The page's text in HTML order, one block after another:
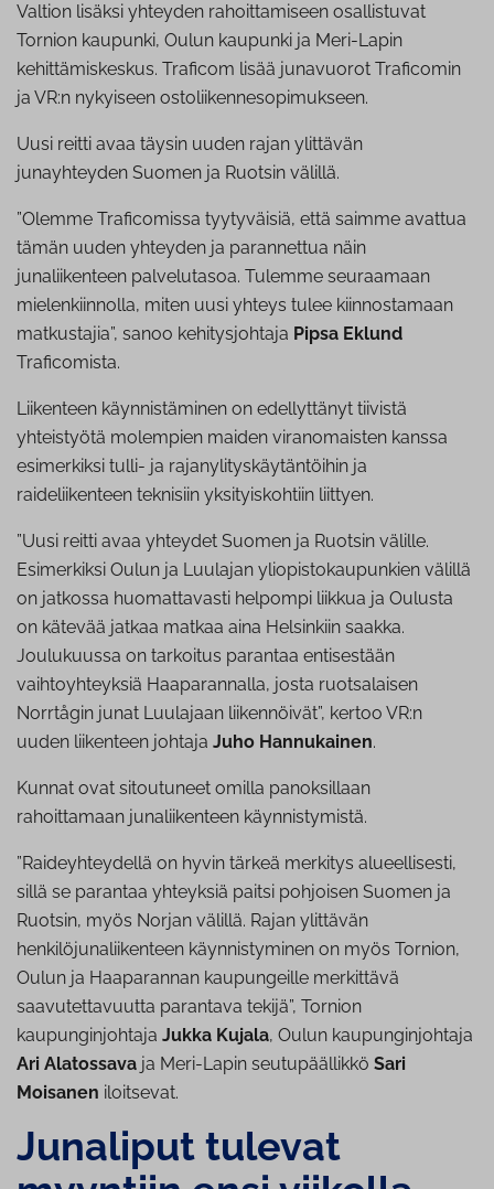
Valtion lisäksi yhteyden rahoittamiseen osallistuvat
Tornion kaupunki, Oulun kaupunki ja Meri-Lapin
kehittämiskeskus. Traficom lisää junavuorot Traficomin
ja VR:n nykyiseen ostoliikennesopimukseen.
Uusi reitti avaa täysin uuden rajan ylittävän
junayhteyden Suomen ja Ruotsin välillä.
”Olemme Traficomissa tyytyväisiä, että saimme avattua
tämän uuden yhteyden ja parannettua näin
junaliikenteen palvelutasoa. Tulemme seuraamaan
mielenkiinnolla, miten uusi yhteys tulee kiinnostamaan
matkustajia”, sanoo kehitysjohtaja Pipsa Eklund
Traficomista.
Liikenteen käynnistäminen on edellyttänyt tiivistä
yhteistyötä molempien maiden viranomaisten kanssa
esimerkiksi tulli- ja rajanylityskäytäntöihin ja
raideliikenteen teknisiin yksityiskohtiin liittyen.
”Uusi reitti avaa yhteydet Suomen ja Ruotsin välille.
Esimerkiksi Oulun ja Luulajan yliopistokaupunkien välillä
on jatkossa huomattavasti helpompi liikkua ja Oulusta
on kätevää jatkaa matkaa aina Helsinkiin saakka.
Joulukuussa on tarkoitus parantaa entisestään
vaihtoyhteyksiä Haaparannalla, josta ruotsalaisen
Norrtågin junat Luulajaan liikennöivät”, kertoo VR:n
uuden liikenteen johtaja Juho Hannukainen.
Kunnat ovat sitoutuneet omilla panoksillaan
rahoittamaan junaliikenteen käynnistymistä.
”Raideyhteydellä on hyvin tärkeä merkitys alueellisesti,
sillä se parantaa yhteyksiä paitsi pohjoisen Suomen ja
Ruotsin, myös Norjan välillä. Rajan ylittävän
henkilöjunaliikenteen käynnistyminen on myös Tornion,
Oulun ja Haaparannan kaupungeille merkittävä
saavutettavuutta parantava tekijä”, Tornion
kaupunginjohtaja Jukka Kujala, Oulun kaupunginjohtaja
Ari Alatossava ja Meri-Lapin seutupäällikkö Sari
Moisanen iloitsevat.
Junaliput tulevat